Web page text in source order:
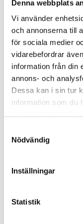
Denna webbplats
Vi använder
och annonserna till
för sociala medier
vidarebefordrar
information från din
annons- och
Dessa kan i sin tur
information som du
Nödvändig
Inställningar
Statistik
Last: 700 kg
Lämplig för
Släta väggar
Återvinningsbar
Hygienisk, lätt att
Färg: Blå
Lock finns i olika färger
Logistik: 4 st/
Minsta
På förfrågan
PALLBOXAR KONCEPT